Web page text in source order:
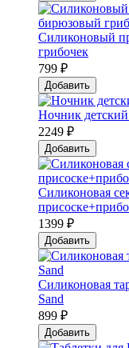
Силиконовый
грибочек
799 ₽
Добавить
Ночник
2249 ₽
Добавить
Силиконовая
1399 ₽
Добавить
Силиконовая
Sand
899 ₽
Добавить